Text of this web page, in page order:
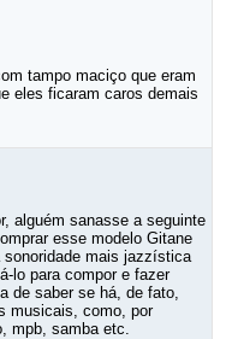
tampo maciço que eram
eles ficaram caros demais
alguém sanasse a seguinte
esse modelo Gitane
sonoridade mais jazzística
lo para compor e fazer
de saber se há, de fato,
musicais, como, por
mpb, samba etc.